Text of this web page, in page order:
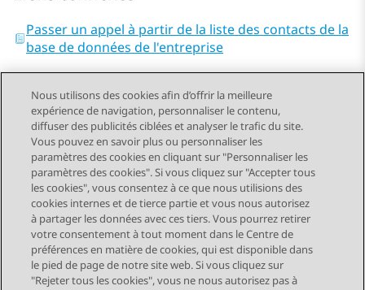
Passer un appel à partir de la liste des contacts de la
base de données de l'entreprise
Send Feedback
Navigation par sujet
Sujet précédent Sujet suivant
STAY CONNECTED
Nous utilisons des cookies afin d’offrir la meilleure
expérience de navigation, personnaliser le contenu,
diffuser des publicités ciblées et analyser le trafic du site.
Vous pouvez en savoir plus ou personnaliser les
paramètres des cookies en cliquant sur "Personnaliser les
paramètres des cookies". Si vous cliquez sur "Accepter tous
les cookies", vous consentez à ce que nous utilisions des
cookies internes et de tierce partie et vous nous autorisez
à partager les données avec ces tiers. Vous pourrez retirer
votre consentement à tout moment dans le Centre de
préférences en matière de cookies, qui est disponible dans
le pied de page de notre site web. Si vous cliquez sur
"Rejeter tous les cookies", vous ne nous autorisez pas à